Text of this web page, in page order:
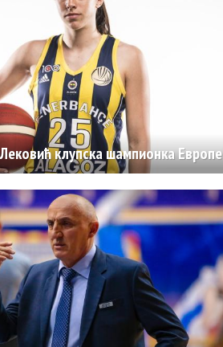
клупска шампионка Европе